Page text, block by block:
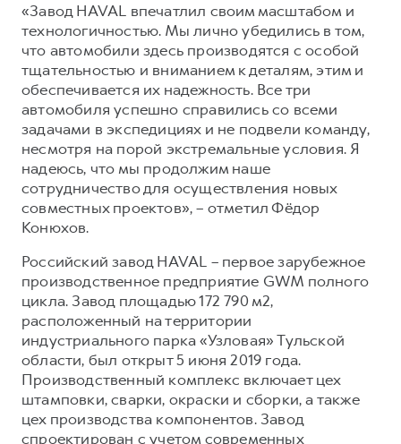
«Завод HAVAL впечатлил своим масштабом и
технологичностью. Мы лично убедились в том,
что автомобили здесь производятся с особой
тщательностью и вниманием к деталям, этим и
обеспечивается их надежность. Все три
автомобиля успешно справились со всеми
задачами в экспедициях и не подвели команду,
несмотря на порой экстремальные условия. Я
надеюсь, что мы продолжим наше
сотрудничество для осуществления новых
совместных проектов», – отметил Фёдор
Конюхов.
Российский завод HAVAL – первое зарубежное
производственное предприятие GWM полного
цикла. Завод площадью 172 790 м2,
расположенный на территории
индустриального парка «Узловая» Тульской
области, был открыт 5 июня 2019 года.
Производственный комплекс включает цех
штамповки, сварки, окраски и сборки, а также
цех производства компонентов. Завод
спроектирован с учетом современных